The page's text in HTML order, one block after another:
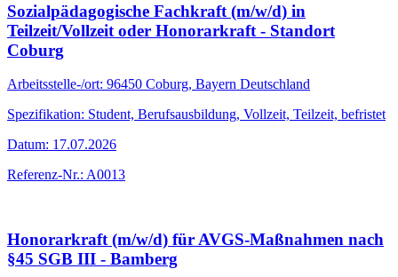
Sozialpädagogische Fachkraft (m/w/d) in
Teilzeit/Vollzeit oder Honorarkraft - Standort
Coburg
Arbeitsstelle-/ort: 96450 Coburg, Bayern Deutschland
Spezifikation: Student, Berufsausbildung, Vollzeit, Teilzeit, befristet
Datum: 17.07.2026
Referenz-Nr.: A0013
Honorarkraft (m/w/d) für AVGS-Maßnahmen nach
§45 SGB III - Bamberg